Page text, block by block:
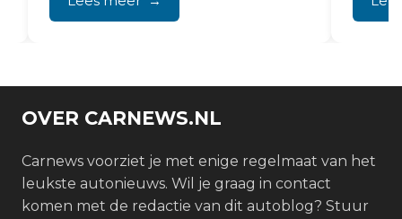
OVER CARNEWS.NL
Carnews voorziet je met enige regelmaat van het
leukste autonieuws. Wil je graag in contact
komen met de redactie van dit autoblog? Stuur